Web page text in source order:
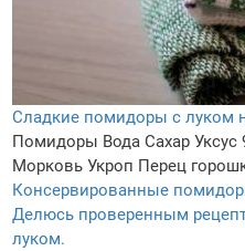
Сладкие помидоры с луком
Помидоры Вода Сахар Уксус
Морковь Укроп Перец
Консервированные
Делюсь проверенным
луком.